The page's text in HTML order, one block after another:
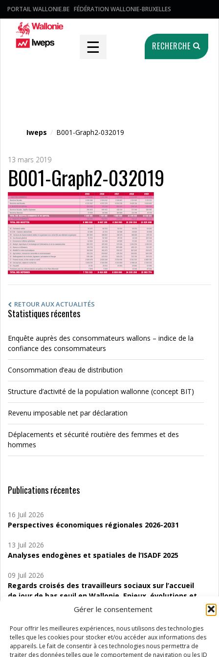
Gérer le consentement
Pour offrir les meilleures expériences, nous utilisons des technologies
telles que les cookies pour stocker et/ou accéder aux informations des
appareils. Le fait de consentir à ces technologies nous permettra de
traiter des données telles que le comportement de navigation ou les ID
PORTAIL WALLONIE.BE FÉDÉRATION WALLONIE-BRUXELLES
☰ RECHERCHE
Iweps / B001-Graph2-032019
13 mars 2019
B001-Graph2-032019
RETOUR AUX ACTUALITÉS
Statistiques récentes
Enquête auprès des consommateurs wallons – indice de la
confiance des consommateurs
Consommation d’eau de distribution
Structure d’activité de la population wallonne (concept BIT)
Revenu imposable net par déclaration
Déplacements et sécurité routière des femmes et des
hommes
Publications récentes
16 Juil 2026
Perspectives économiques régionales 2026-2031
13 Juil 2026
Analyses endogènes et spatiales de l’ISADF 2025
09 Juil 2026
Regards croisés des travailleurs sociaux sur l’accueil
de jour de bas seuil en Wallonie. Enjeux, évolutions et
06 Juil 2026
Étude d’évaluabilité des Structures
d’accompagnement à l’autocréation d’emploi (SAACE)